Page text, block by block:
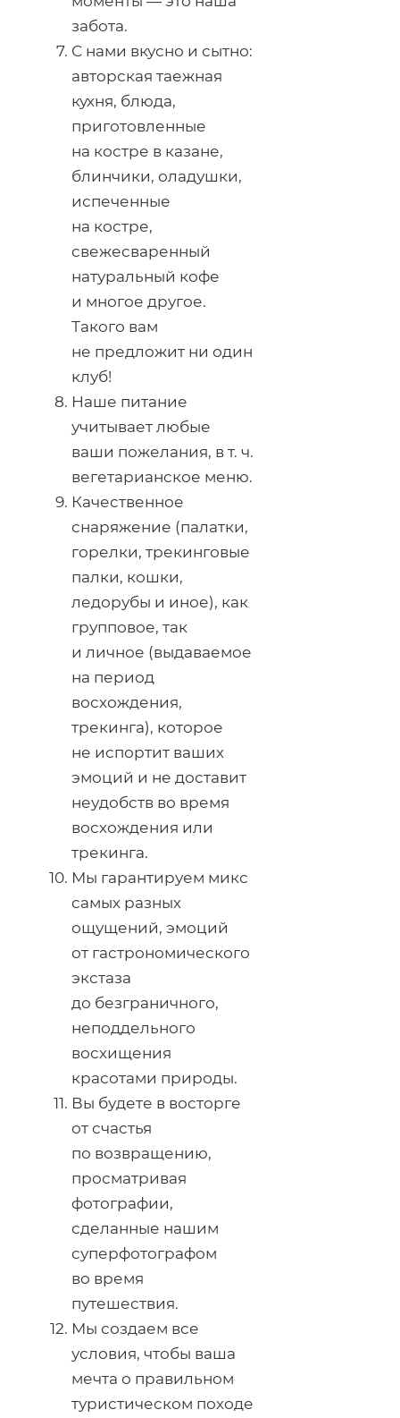
забота.
С нами вкусно и сытно:
авторская таежная
кухня, блюда,
приготовленные
на костре в казане,
блинчики, оладушки,
испеченные
на костре,
свежесваренный
натуральный кофе
и многое другое.
Такого вам
не предложит ни один
клуб!
Наше питание
учитывает любые
ваши пожелания, в т. ч.
вегетарианское меню.
Качественное
снаряжение (палатки,
горелки, трекинговые
палки, кошки,
ледорубы и иное), как
групповое, так
и личное (выдаваемое
на период
восхождения,
трекинга), которое
не испортит ваших
эмоций и не доставит
неудобств во время
восхождения или
трекинга.
Мы гарантируем микс
самых разных
ощущений, эмоций
от гастрономического
экстаза
до безграничного,
неподдельного
восхищения
красотами природы.
Вы будете в восторге
от счастья
по возвращению,
просматривая
фотографии,
сделанные нашим
суперфотографом
во время
путешествия.
Мы создаем все
условия, чтобы ваша
мечта о правильном
туристическом походе